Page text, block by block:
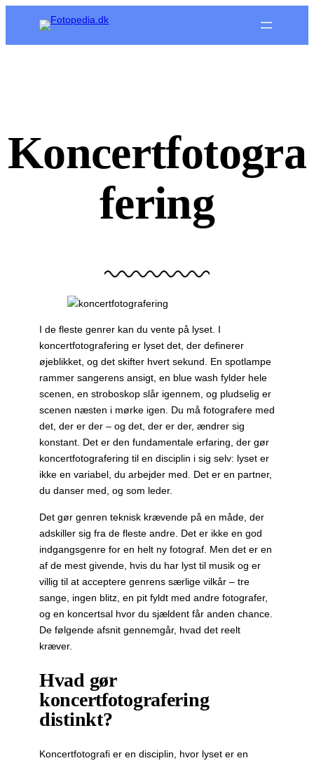
indhold
Koncertfotogra
fering
I de fleste genrer kan du vente på lyset. I
koncertfotografering er lyset det, der definerer
øjeblikket, og det skifter hvert sekund. En spotlampe
rammer sangerens ansigt, en blue wash fylder hele
scenen, en stroboskop slår igennem, og pludselig er
scenen næsten i mørke igen. Du må fotografere med
det, der er der – og det, der er der, ændrer sig
konstant. Det er den fundamentale erfaring, der gør
koncertfotografering til en disciplin i sig selv: lyset er
ikke en variabel, du arbejder med. Det er en partner,
du danser med, og som leder.
Det gør genren teknisk krævende på en måde, der
adskiller sig fra de fleste andre. Det er ikke en god
indgangsgenre for en helt ny fotograf. Men det er en
af de mest givende, hvis du har lyst til musik og er
villig til at acceptere genrens særlige vilkår – tre
sange, ingen blitz, en pit fyldt med andre fotografer,
og en koncertsal hvor du sjældent får anden chance.
De følgende afsnit gennemgår, hvad det reelt
kræver.
Hvad gør
koncertfotografering
distinkt?
Koncertfotografi er en disciplin, hvor lyset er en